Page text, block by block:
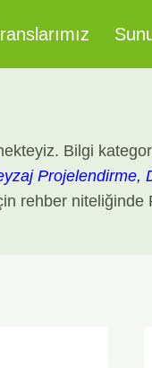
Bilgi
Projelendirme,
niteliğinde